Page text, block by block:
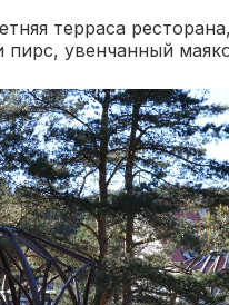
терраса
пирс, увенчанный